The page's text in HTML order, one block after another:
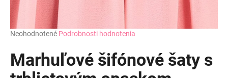
Priemerné
produktu
je
0,0
Neohodnotené Podrobnosti hodnotenia
Marhuľové šifónové šaty s